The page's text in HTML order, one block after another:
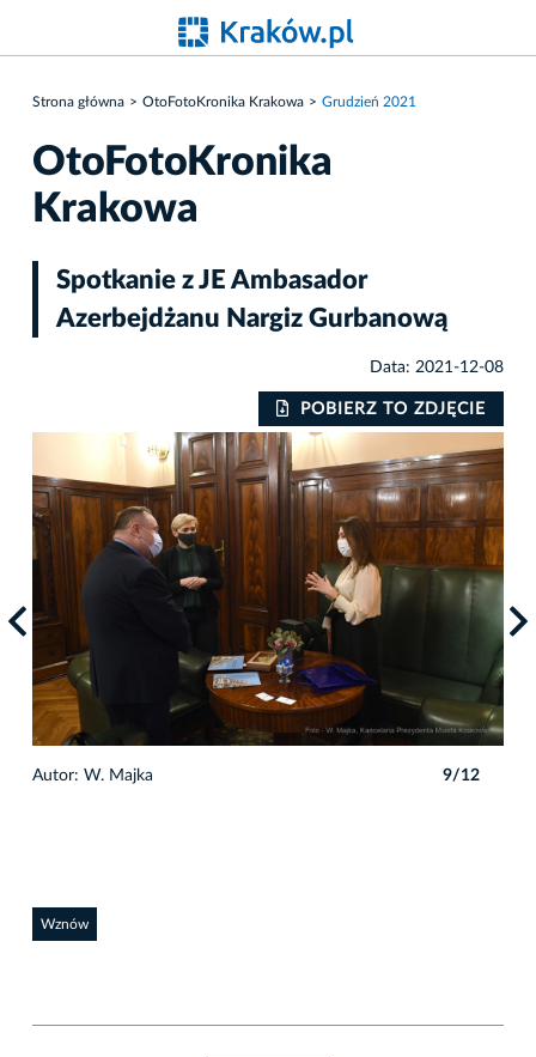
Strona główna OtoFotoKronika Krakowa Grudzień 2021
OtoFotoKronika
Krakowa
Spotkanie z JE Ambasador
Azerbejdżanu Nargiz Gurbanową
Data: 2021-12-08
POBIERZ TO ZDJĘCIE
Autor: W. Majka 9/12
Wznów